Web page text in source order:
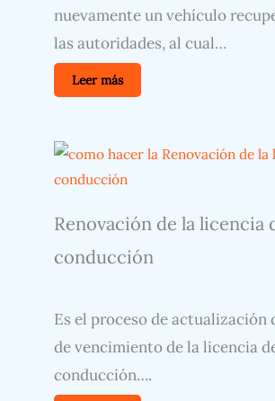
nuevamente un vehículo
las autoridades, al cual…
Leer más
Renovación de la licencia
conducción
Es el proceso de actualización
de vencimiento de la licencia
conducción….